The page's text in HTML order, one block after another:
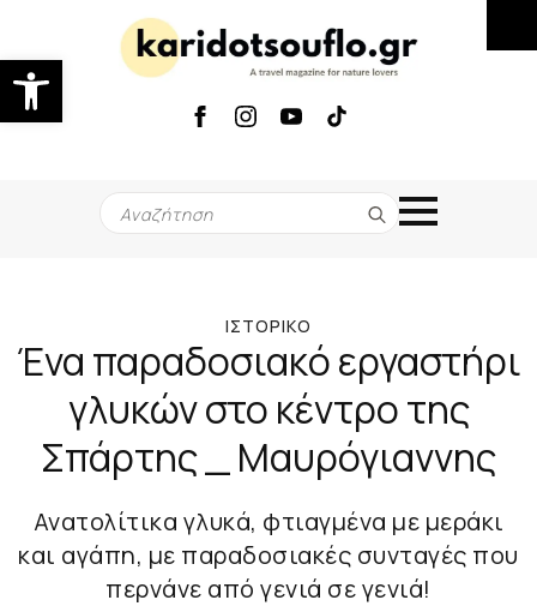
Ανοίξτε τη γραμμή εργαλείων
Search
for:
ΙΣΤΟΡΙΚΌ
Ένα παραδοσιακό εργαστήρι
γλυκών στο κέντρο της
Σπάρτης _ Μαυρόγιαννης
Ανατολίτικα γλυκά, φτιαγμένα με μεράκι
και αγάπη, με παραδοσιακές συνταγές που
περνάνε από γενιά σε γενιά!